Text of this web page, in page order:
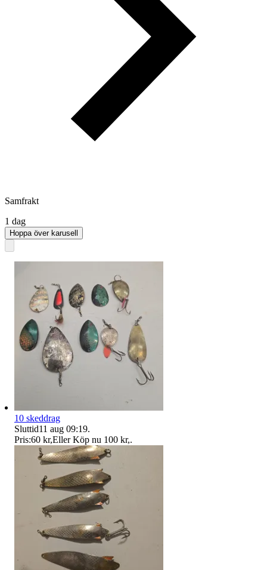
Samfrakt
1 dag
Hoppa över karusell
10 skeddrag
Sluttid11 aug 09:19.
Pris:60 kr,Eller Köp nu 100 kr,.